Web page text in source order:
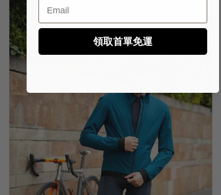
Email
領取首單免運